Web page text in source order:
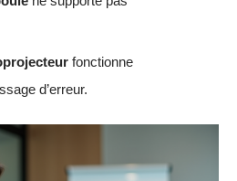
fonctionne
d’erreur.